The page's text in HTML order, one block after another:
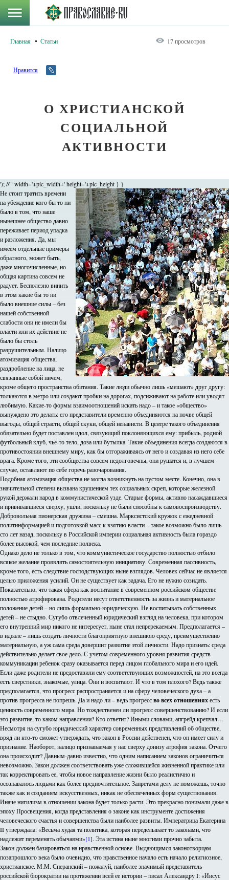
Главная Статьи 17 просмотров
Нравится
О ХРИСТИАНСКОЙ
СОЦИАЛЬНОЙ
АКТИВНОСТИ
'); //'" width='+pic_width+' height='+pic_height } }
Не стоит тратить времени
на убеждение кого бы то ни
было в том, что наше
нынешнее общество давно
переживает период упадка
и разложения. Да, мы
имеем отдельные примеры
обратного, может быть,
даже многочисленные, но
общая картина совсем не
радует. Бесполезно винить
в этом какие бы то ни
было внешние силы – без
нашей собственной
слабости они не имели бы
власти или их действие не
было бы столь
разрушительным. Налицо
атомизация общества,
раздробление на лица, не
связанные собой ничем,
кроме общего пространства обитания. Такие люди обычно лишь «мешают» друг другу:
толкаются в метро или создают пробки на дорогах, подсиживают на работе или уводят
любимую. Какие-то формы взаимоотношений искать надо – и такое «общество»
вынуждено это делать: его представители временно объединяются на почве общей
выгоды, общей страсти, общей скуки, общей ненависти. В центре такого объединения
обязательно будет поставлен идол, связующий поклоняющихся ему: прибыль, родной
футбольный клуб, чье-то тело, доза или бутылка. Такие объединения всегда создаются в
противостоянии внешнему миру, как бы отгораживаясь от него и создавая из него себе
врага. Кроме того, эти сообщества совсем недолговечны, они рушатся и, в лучшем
случае, оставляют по себе горечь разочарования.
Подобная атомизация общества не могла возникнуть на пустом месте. Конечно, она в
значительной степени вызвана крушением тех социальных скреп, которые железной
рукой держали народ в коммунистической узде. Старые формы, активно насаждавшиеся
и прививавшиеся сверху, ушли, поскольку не были способны к самовоспроизводству.
Добровольная пионерская дружина – смешна. Марксистский кружок с ежедневной
политинформацией и подготовкой масс к взятию власти – такое возможно было лишь
сто лет назад, поскольку в Российской империи социальная активность была гораздо
более высокой, чем последние полвека.
Однако дело не только в том, что коммунистическое государство полностью отбило
всякое желание проявлять самостоятельную инициативу. Современная пассивность,
кроме того, есть следствие господствующих ныне взглядов. Человек сейчас не является
целью приложения усилий. Он не существует как задача. Его не нужно созидать.
Показательно, что такая сфера как воспитание в современном российском обществе
полностью атрофирована. Родители несут ответственность за жизнь и материальное
положение детей – но лишь формально-юридическую. Не воспитывать собственных
детей – не стыдно. Сугубо отвлеченный юридический взгляд на человека, при котором
его внутренний мир никого не интересует, ныне стал непререкаемым. Предполагается –
в идеале – лишь создать личности благоприятную внешнюю среду, преимущественно
материальную, а уж сама среда довершит развитие этой личности. Надо признать: среда
действительно делает свое дело. С учетом современного уровня развития средств
коммуникации ребенок сразу оказывается перед лицом глобального мира и его идей.
Если даже родители не предоставили ему соответствующих возможностей, на это всегда
есть сверстники, знакомые, улица. Они и воспитают. И что в том плохого? Ведь также
предполагается, что прогресс распространяется и на сферу человеческого духа – а
против прогресса не попрешь. Да и надо ли – ведь прогрессво всех отношенияхесть
ценность современного мира. Но тождественен ли прогресс совершенствованию? И если
это развитие, то каком направлении? Кто ответит? Иными словами, апгрейд крепчал…
Несмотря на сугубо юридический характер современных представлений об обществе,
вряд ли кто-то сможет утверждать, что закон в России действенен, что он имеет силу и
признание. Наоборот, налицо признаваемая у нас сверху донизу атрофия закона. Отчего
она происходит? Давным-давно известно, что одним написанием законов ограничиться
невозможно. Закон должен соответствовать уже сложившейся жизненной практике или
так корректировать ее, чтобы новое направление жизни было реалистично и
осознавалось людьми как более предпочтительное. Запретами делу не поможешь, точно
также как и созданием искусственных, никак не обеспеченных форм существования.
Иначе нигилизм в отношении закона будет только расти. Это прекрасно понимали даже в
эпоху Просвещения, когда представления о законе как инструменте достижения
человеческого счастья и совершенства были наиболее развиты. Императрица Екатерина
II утверждала: «Весьма худая та политика, которая переделывает то законами, что
надлежит переменять обычаями»[1]. Эта истина ныне многими прочно забыта.
Закон должен базироваться на нравственной основе. Выдающимся законотворцам
позапрошлого века было очевидно, что нравственное начало есть начало религиозное,
христианское. М.М. Сперанский – пожалуй, наиболее значимый представитель
российской бюрократии на протяжении всей ее истории – писал Александру I: «Иисус